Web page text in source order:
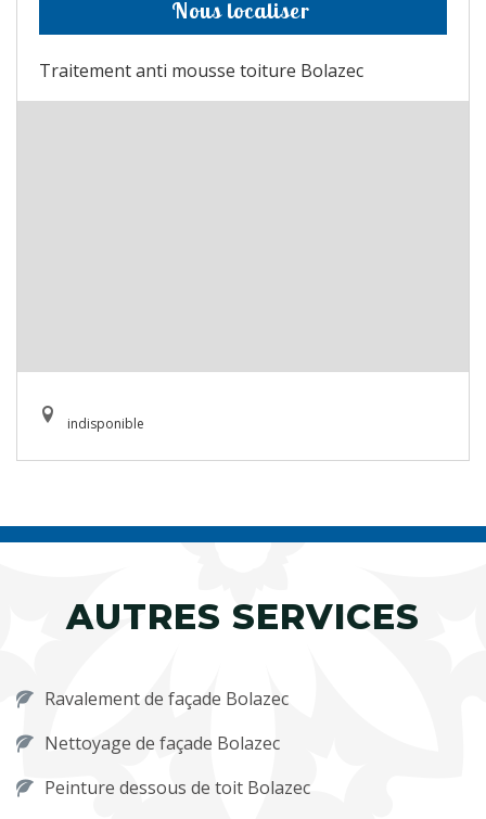
Nous localiser
Traitement anti mousse toiture Bolazec
indisponible
AUTRES SERVICES
Ravalement de façade Bolazec
Nettoyage de façade Bolazec
Peinture dessous de toit Bolazec